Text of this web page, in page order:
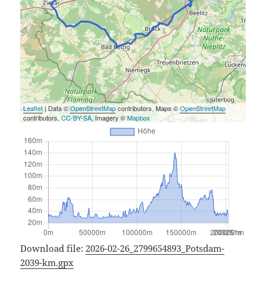
Leaflet | Data ©OpenStreetMapcontributors, Maps ©OpenStreetMap
contributors,CC-BY-SA, Imagery ©Mapbox
Download file: 2026-02-26_2799654893_Potsdam-
2039-km.gpx